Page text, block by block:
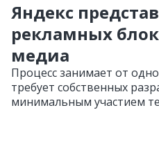
Яндекс
рекламных
медиа
Процесс занимает от
требует собственных
минимальным участием